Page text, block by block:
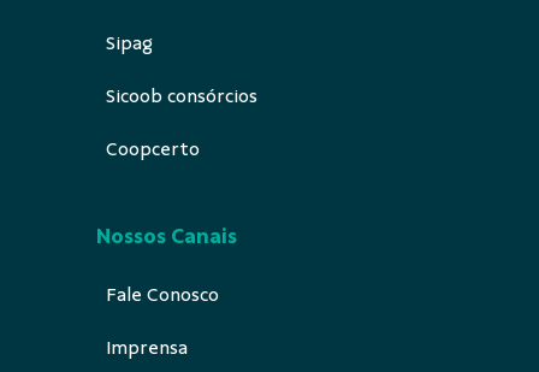
Sipag
Sicoob consórcios
Coopcerto
Nossos Canais
Fale Conosco
Imprensa